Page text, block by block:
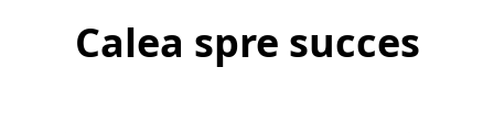
Calea spre succes